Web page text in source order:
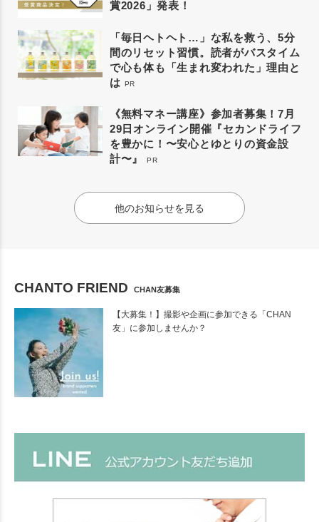
賞2026」発表！
「毎日ヘトヘト…」な私を救う、5分
間のリセット習慣。読者がバスタイム
で心も体も「生まれ変われた」理由と
は PR
《無料マネー講座》参加者募集！7月
29日オンライン開催『セカンドライフ
を豊かに！〜安心とゆとりの資金設
計〜』
PR
他のお知らせを見る
CHANTO FRIEND CHAN友募集
【大募集！】撮影や企画に参加できる「CHAN
友」に参加しませんか？